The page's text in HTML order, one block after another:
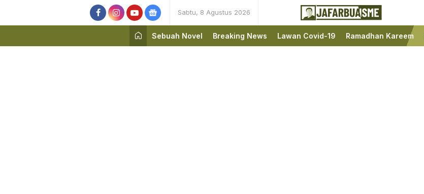
Sabtu, 8 Agustus 2026
JafarBua
Ini bukan Media Online,
Ini Jafarbuaisme.com
Sebuah Novel
Breaking News Lawan Covid-19 Ramadhan Kareem